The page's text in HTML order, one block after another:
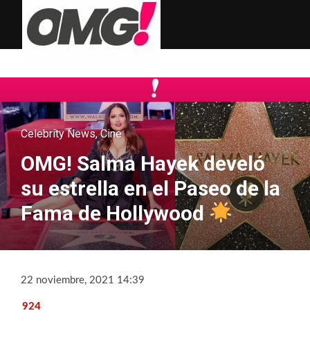
Celebrity News,Cine
OMG! Salma Hayek develó
su estrella en el Paseo de la
Fama de Hollywood
22 noviembre, 2021 14:39
924